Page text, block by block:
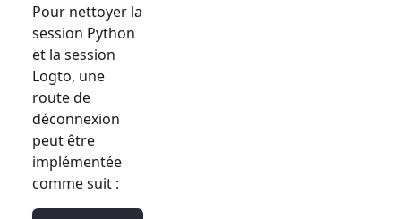
Pour nettoyer la
session Python
et la session
Logto, une
route de
déconnexion
peut être
implémentée
comme suit :